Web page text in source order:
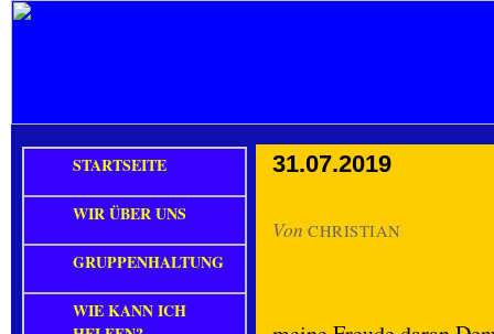
31.07.2019
Von CHRISTIAN
STARTSEITE
WIR ÜBER UNS
GRUPPENHALTUNG
WIE KANN ICH